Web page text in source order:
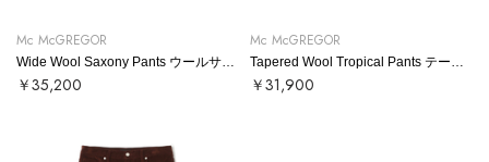
Mc McGREGOR
￥35,200
Mc McGREGOR
￥31,900